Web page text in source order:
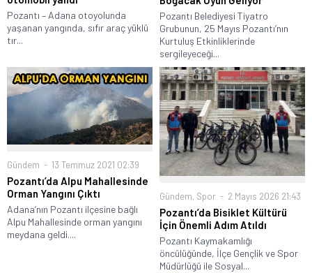
Pozantı – Adana otoyolunda
yaşanan yangında, sıfır araç yüklü
tır...
Pozantı Belediyesi Tiyatro
Grubunun, 25 Mayıs Pozantı’nın
Kurtuluş Etkinliklerinde
sergileyeceği...
Gündem 13 Temmuz 2021 02:39
Pozantı’da Alpu Mahallesinde
Orman Yangını Çıktı
Adana’nın Pozantı ilçesine bağlı
Alpu Mahallesinde orman yangını
meydana geldi....
Gündem, Spor 2 Mayıs 2026 21:43
Pozantı’da Bisiklet Kültürü
İçin Önemli Adım Atıldı
Pozantı Kaymakamlığı
öncülüğünde, İlçe Gençlik ve Spor
Müdürlüğü ile Sosyal...